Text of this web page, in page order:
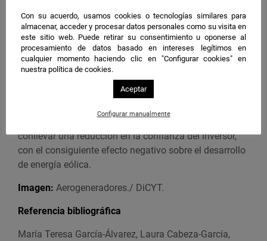
Europea 2020 y 2030”, opinan las expertas.
“Un aspecto primordial para que el sistema de primas
sea efectivo es que el diseño de dicha política sea
estable”, afirman. En la medida en que se introduzcan
frecuentes cambios en el diseño del sistema de primas
se verán afectados los costes financieros y los costes
conllevar una reducción en la confianza del inversor,
con el consiguiente efecto negativo sobre el desarrollo
de energía eólica.
Imagen: Aerogeneradores./ DiCYT.
Referencia bibliográfica
María Teresa García-Álvarez, Laura Cabeza-García,
Con su acuerdo, usamos cookies o tecnologías similares para
almacenar, acceder y procesar datos personales como su visita en
este sitio web. Puede retirar su consentimiento u oponerse al
procesamiento de datos basado en intereses legítimos en
cualquier momento haciendo clic en "Configurar cookies" en
nuestra política de cookies.
Aceptar
Configurar manualmente